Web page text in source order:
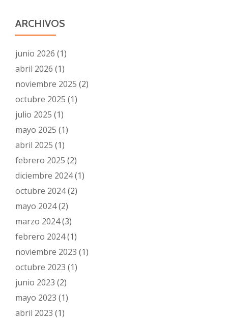
ARCHIVOS
junio 2026 (1)
abril 2026 (1)
noviembre 2025 (2)
octubre 2025 (1)
julio 2025 (1)
mayo 2025 (1)
abril 2025 (1)
febrero 2025 (2)
diciembre 2024(1)
octubre 2024(2)
mayo 2024(2)
marzo 2024(3)
febrero 2024(1)
noviembre 2023 (1)
octubre 2023 (1)
junio 2023 (2)
mayo 2023 (1)
abril 2023 (1)